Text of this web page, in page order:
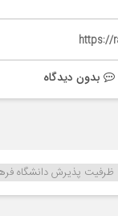
https://
بدون دیدگاه
ظرفیت پذیرش دانشگاه